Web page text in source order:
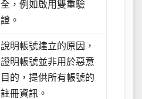
全，例如啟用雙重驗
證。
說明帳號建立的原因，
證明帳號並非用於惡意
目的，提供所有帳號的
註冊資訊。